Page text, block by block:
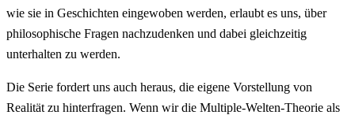
wie sie in Geschichten eingewoben werden, erlaubt es uns, über
philosophische Fragen nachzudenken und dabei gleichzeitig
unterhalten zu werden.
Die Serie fordert uns auch heraus, die eigene Vorstellung von
Realität zu hinterfragen. Wenn wir die Multiple-Welten-Theorie als